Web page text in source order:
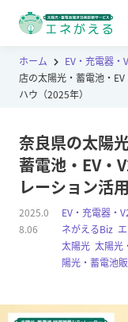
ホーム EV・充電器・
店の太陽光・蓄電池・
ハウ（2025年）
奈良県の太陽
蓄電池・EV・
レーション活
EV・充電器・
ネがえるBiz
太陽光 ,太陽光
陽光・蓄電池
2025.0
8.06